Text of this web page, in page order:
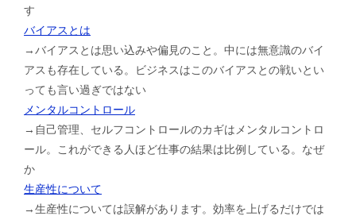
す
バイアスとは
→バイアスとは思い込みや偏見のこと。中には無意識のバイ
アスも存在している。ビジネスはこのバイアスとの戦いとい
っても言い過ぎではない
メンタルコントロール
→自己管理、セルフコントロールのカギはメンタルコントロ
ール。これができる人ほど仕事の結果は比例している。なぜ
か
生産性について
→生産性については誤解があります。効率を上げるだけでは